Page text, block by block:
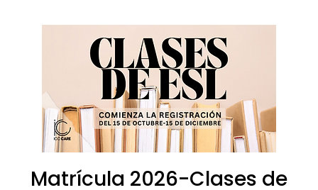
Matrícula 2026-Clases de